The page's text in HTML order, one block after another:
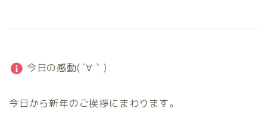
今日の感動( ´∀｀)
今日から新年のご挨拶にまわります。